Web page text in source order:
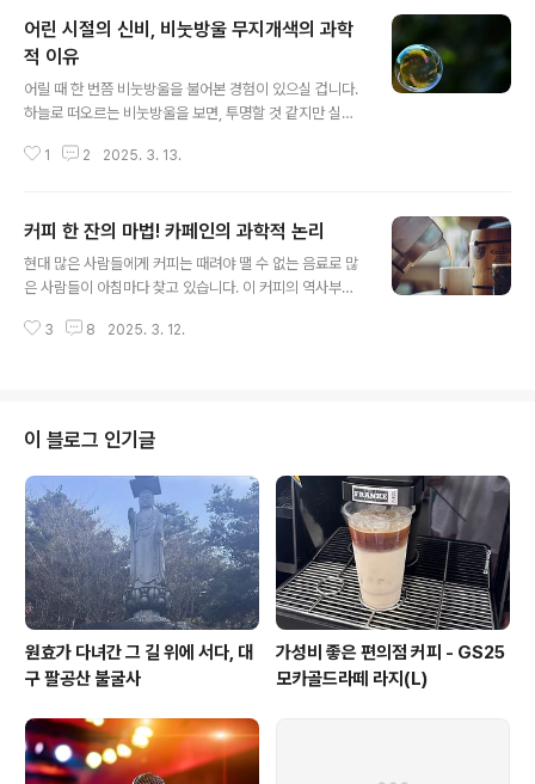
어린 시절의 신비, 비눗방울 무지개색의 과학
적 이유
어릴 때 한 번쯤 비눗방울을 불어본 경험이 있으실 겁니다.
하늘로 떠오르는 비눗방울을 보면, 투명할 것 같지만 실제
울은 다양한 색으로 반짝이며 보이는 걸까요? 비눗방울이
비눗물로 만든 얇은 막(Soap Film)입니다. 이 얇은 막은
안쪽과 바깥쪽에 물이 있고, 그 사이에 비누 분자가 끼어 있
는 구조로 되어 있는 비누 분자가 포함되어 있는데 이 비누
록 보호해 줍니다. 표면장력이란 액체의 표면이 스스로 수
1 2 2025. 3. 13.
커피 한 잔의 마법! 카페인의 과학적 논리
현대 많은 사람들에게 커피는 때려야 땔 수 없는 음료로 많
은 사람들이 아침마다 찾고 있습니다. 이 커피의 역사부터
를 마시면 졸음이 깨는지에 대해 알아볼까 합니다. 커피를
"오마르의 전설", 그리고 "악마의 음료"가 있습니다. 1. 염
소가 발견한 커피(칼디의 전설)커피의 가장 유명한 기원 이
야기로 약 9세기경, 에티오피아의 염소지기 칼디(Kaldi)가
염소들이 붉은 열매를 먹고 흥분해서 뛰어다니는 것을 발
견했습니다. 그는 그것을 보고 신기하게 생각해서 직접 먹
어보니 기운이 나고..
3 8 2025. 3. 12.
이 블로그 인기글
원효가 다녀간 그 길 위에 서다, 대
구 팔공산 불굴사
가성비 좋은 편의점 커피 - GS25
모카골드라떼 라지(L)